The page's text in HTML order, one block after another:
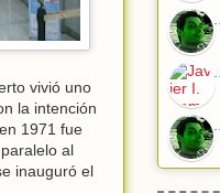
vivió uno
la intención
1971 fue
al
inauguró el